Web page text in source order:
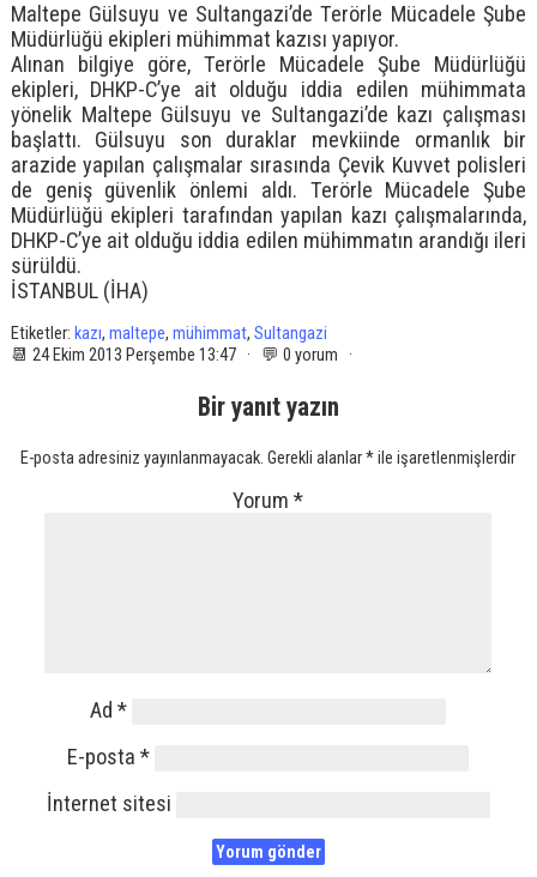
Maltepe Gülsuyu ve Sultangazi’de Terörle Mücadele Şube
Müdürlüğü ekipleri mühimmat kazısı yapıyor.
Alınan bilgiye göre, Terörle Mücadele Şube Müdürlüğü
ekipleri, DHKP-C’ye ait olduğu iddia edilen mühimmata
yönelik Maltepe Gülsuyu ve Sultangazi’de kazı çalışması
başlattı. Gülsuyu son duraklar mevkiinde ormanlık bir
arazide yapılan çalışmalar sırasında Çevik Kuvvet polisleri
de geniş güvenlik önlemi aldı. Terörle Mücadele Şube
Müdürlüğü ekipleri tarafından yapılan kazı çalışmalarında,
DHKP-C’ye ait olduğu iddia edilen mühimmatın arandığı ileri
sürüldü.
İSTANBUL (İHA)
Etiketler: kazı, maltepe, mühimmat, Sultangazi
📆 24 Ekim 2013 Perşembe 13:47 · 💬 0 yorum ·
Bir yanıt yazın
E-posta adresiniz yayınlanmayacak. Gerekli alanlar*ile işaretlenmişlerdir
Yorum*
Ad*
E-posta*
İnternet sitesi